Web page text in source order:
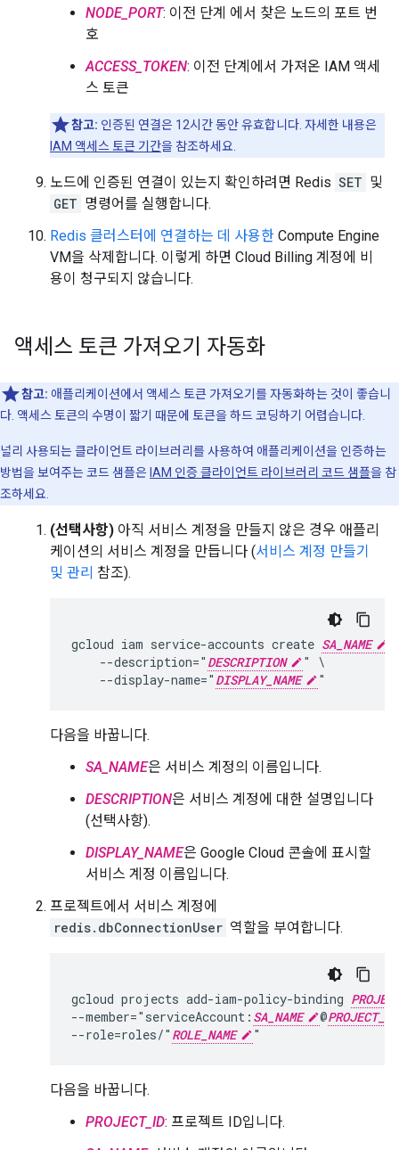
NODE_PORT: 이전 단계 에서 찾은 노드의 포트 번
호
ACCESS_TOKEN: 이전 단계에서 가져온 IAM 액세
스 토큰
참고: 인증된 연결은 12시간 동안 유효합니다. 자세한 내용은
IAM 액세스 토큰 기간을 참조하세요.
노드에 인증된 연결이 있는지 확인하려면 Redis SET 및
GET 명령어를 실행합니다.
Redis 클러스터에 연결하는 데 사용한 Compute Engine
VM을 삭제합니다. 이렇게 하면 Cloud Billing 계정에 비
용이 청구되지 않습니다.
액세스 토큰 가져오기 자동화
참고: 애플리케이션에서 액세스 토큰 가져오기를 자동화하는 것이 좋습니
다. 액세스 토큰의 수명이 짧기 때문에 토큰을 하드 코딩하기 어렵습니다.
널리 사용되는 클라이언트 라이브러리를 사용하여 애플리케이션을 인증하는
방법을 보여주는 코드 샘플은 IAM 인증 클라이언트 라이브러리 코드 샘플을 참
조하세요.
(선택사항) 아직 서비스 계정을 만들지 않은 경우 애플리
케이션의 서비스 계정을 만듭니다 (서비스 계정 만들기
및 관리 참조).
gcloud iam service-accounts create SA_NAME
    --description="
DESCRIPTION
" \
    --display-name="
DISPLAY_NAME
다음을 바꿉니다.
SA_NAME은 서비스 계정의 이름입니다.
DESCRIPTION은 서비스 계정에 대한 설명입니다
(선택사항).
DISPLAY_NAME은 Google Cloud 콘솔에 표시할
서비스 계정 이름입니다.
프로젝트에서 서비스 계정에
redis.dbConnectionUser 역할을 부여합니다.
gcloud projects add-iam-policy-binding
--member="serviceAccount: SA_NAME @PROJECT_ID
--role=roles/" ROLE_NAME
다음을 바꿉니다.
PROJECT_ID: 프로젝트 ID입니다.